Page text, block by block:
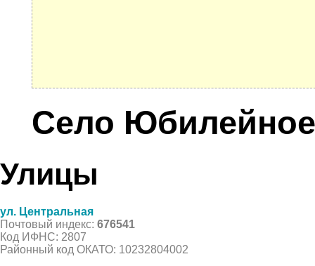
Село Юбилейное
Улицы
ул. Центральная
Почтовый индекс: 676541
Код ИФНС: 2807
Районный код ОКАТО: 10232804002